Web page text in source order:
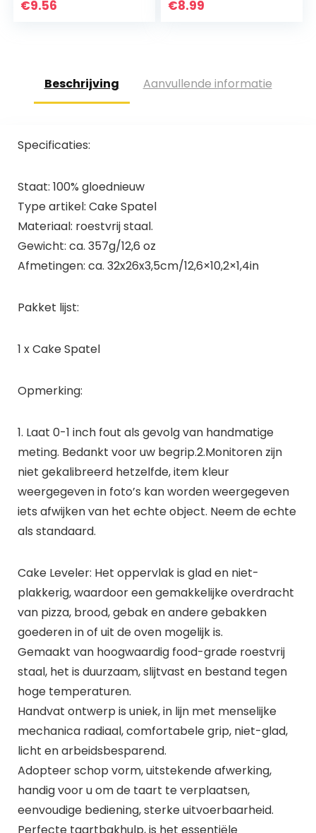
€9.56 €8.99
Beschrijving Aanvullende informatie
Specificaties:
Staat: 100% gloednieuw
Type artikel: Cake Spatel
Materiaal: roestvrij staal.
Gewicht: ca. 357g/12,6 oz
Afmetingen: ca. 32x26x3,5cm/12,6×10,2×1,4in
Pakket lijst:
1 x Cake Spatel
Opmerking:
1. Laat 0-1 inch fout als gevolg van handmatige
meting. Bedankt voor uw begrip.2.Monitoren zijn
niet gekalibreerd hetzelfde, item kleur
weergegeven in foto’s kan worden weergegeven
iets afwijken van het echte object. Neem de echte
als standaard.
Cake Leveler: Het oppervlak is glad en niet-
plakkerig, waardoor een gemakkelijke overdracht
van pizza, brood, gebak en andere gebakken
goederen in of uit de oven mogelijk is.
Gemaakt van hoogwaardig food-grade roestvrij
staal, het is duurzaam, slijtvast en bestand tegen
hoge temperaturen.
Handvat ontwerp is uniek, in lijn met menselijke
mechanica radiaal, comfortabele grip, niet-glad,
licht en arbeidsbesparend.
Adopteer schop vorm, uitstekende afwerking,
handig voor u om de taart te verplaatsen,
eenvoudige bediening, sterke uitvoerbaarheid.